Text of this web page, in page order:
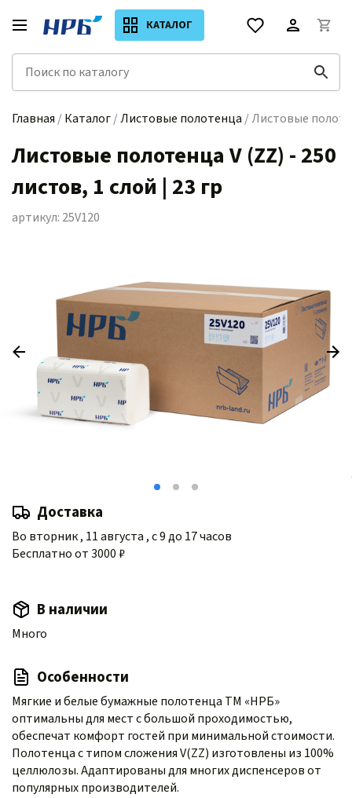
КАТАЛОГ
Главная /Каталог/Листовые полотенца / Листовые
Листовые полотенца V (ZZ) - 250
листов, 1 слой | 23 гр
артикул: 25V120
Доставка
Во вторник , 11 августа , с 9 до 17 часов
Бесплатно от 3000 ₽
В наличии
Много
Особенности
Мягкие и белые бумажные полотенца ТМ «НРБ»
оптимальны для мест с большой проходимостью,
обеспечат комфорт гостей при минимальной стоимости.
Полотенца с типом сложения V(ZZ) изготовлены из 100%
целлюлозы. Адаптированы для многих диспенсеров от
популярных производителей.